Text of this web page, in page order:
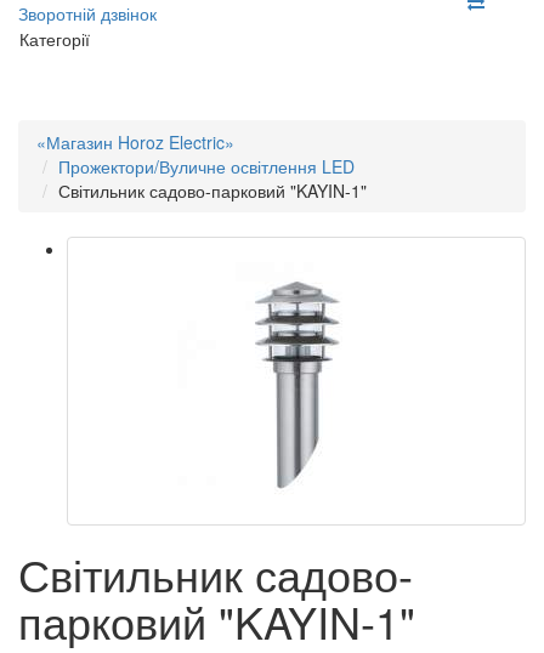
Зворотній дзвінок
Категорії
«Магазин Horoz Electric»
Прожектори/Вуличне освітлення LED
Світильник садово-парковий "KAYIN-1"
Світильник садово-
парковий "KAYIN-1"